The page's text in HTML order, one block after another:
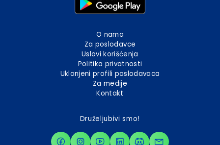
O nama
Za poslodavce
Uslovi korišćenja
Politika privatnosti
Uklonjeni profili poslodavaca
Za medije
Kontakt
Druželjubivi smo!